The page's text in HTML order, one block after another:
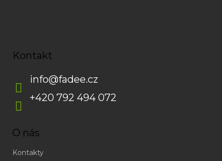
Kontakt
info@fadee.cz
+420 792 494 072
O nás
Kontakty